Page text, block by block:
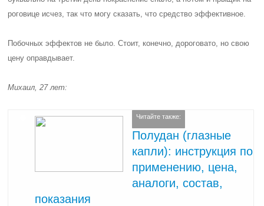
роговице исчез, так что могу сказать, что средство эффективное.
Побочных эффектов не было. Стоит, конечно, дороговато, но свою
цену оправдывает.
Михаил, 27 лет:
Читайте также:
Полудан (глазные
капли): инструкция по
применению, цена,
аналоги, состав,
показания